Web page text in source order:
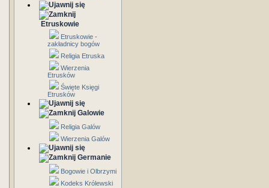
Etruskowie
Etruskowie -
zakładnicy bogów
Religia Etruska
Wierzenia
Etrusków
Święte Księgi
Etrusków
Galowie
Religia Galów
Wierzenia Galów
Germanie
Bogowie i Olbrzymi
Kodeks Królewski